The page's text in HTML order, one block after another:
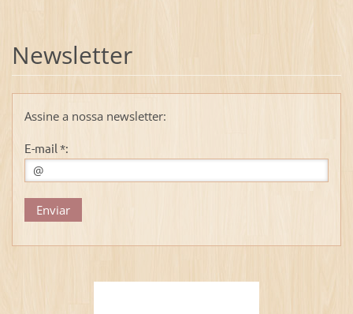
Newsletter
Assine a nossa newsletter:
E-mail *: